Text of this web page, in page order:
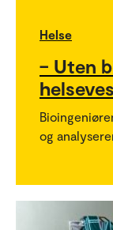
Helse
– Uten
og